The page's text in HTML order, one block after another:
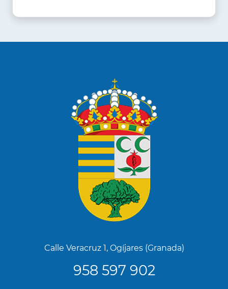
Calle Veracruz 1, Ogíjares (Granada)
958 597 902